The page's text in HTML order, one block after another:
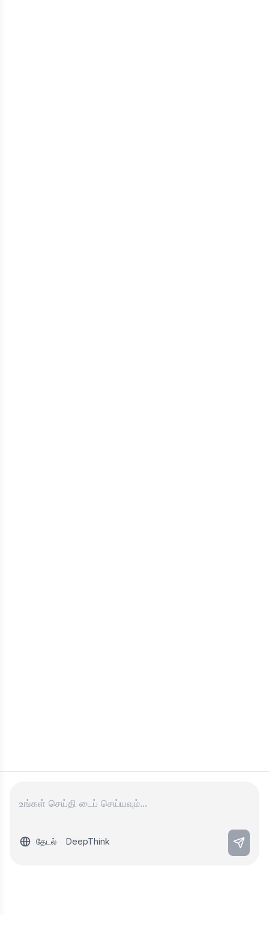
தேடல் DeepThink